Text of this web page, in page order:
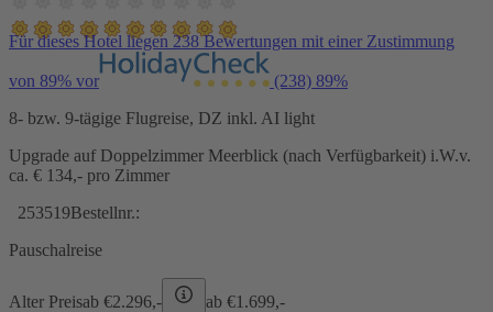
Für dieses Hotel liegen 238 Bewertungen mit einer Zustimmung
von 89% vor (238) 89%
8- bzw. 9-tägige Flugreise, DZ inkl. AI light
Upgrade auf Doppelzimmer Meerblick (nach Verfügbarkeit) i.W.v.
ca. € 134,- pro Zimmer
253519Bestellnr.:
Pauschalreise
Alter Preisab €2.296,- ab €1.699,-